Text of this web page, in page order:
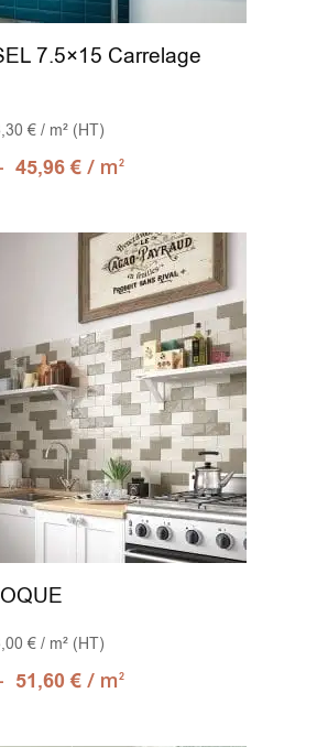
7.5×15 Carrelage
€ / m² (HT)
45,96€ / m2
€ / m² (HT)
51,60€ / m2